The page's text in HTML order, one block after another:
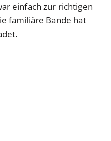
einfach zur richtigen
familiäre Bande hat